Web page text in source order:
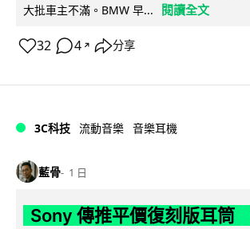
大批車主不滿。BMW 早...
閱讀全文
32 4 ↗ 分享
3C科技 流動音樂 音樂耳機
藍骨 1 日
Sony 傳推平價復刻版耳筒